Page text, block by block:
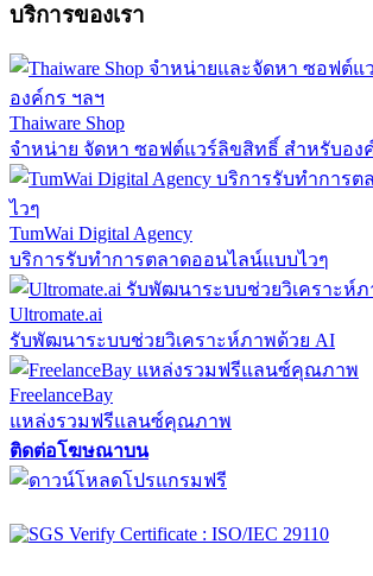
บริการของเรา
Thaiware Shop
จำหน่าย จัดหา ซอฟต์แวร์ลิขสิทธิ์ สำหรับอง
TumWai Digital Agency
บริการรับทำการตลาดออนไลน์แบบไวๆ
Ultromate.ai
รับพัฒนาระบบช่วยวิเคราะห์ภาพด้วย AI
FreelanceBay
แหล่งรวมฟรีแลนซ์คุณภาพ
ติดต่อโฆษณาบน